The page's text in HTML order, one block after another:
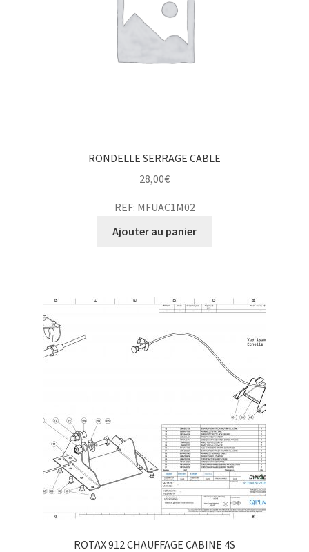
RONDELLE SERRAGE CABLE
28,00€
REF: MFUAC1M02
Ajouter au panier
ROTAX 912 CHAUFFAGE CABINE 4S